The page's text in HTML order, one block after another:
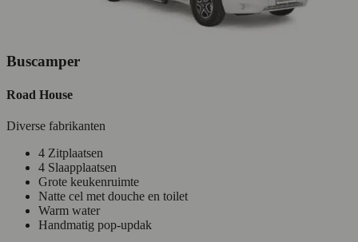
Buscamper
Road House
Diverse fabrikanten
4 Zitplaatsen
4 Slaapplaatsen
Grote keukenruimte
Natte cel met douche en toilet
Warm water
Handmatig pop-updak